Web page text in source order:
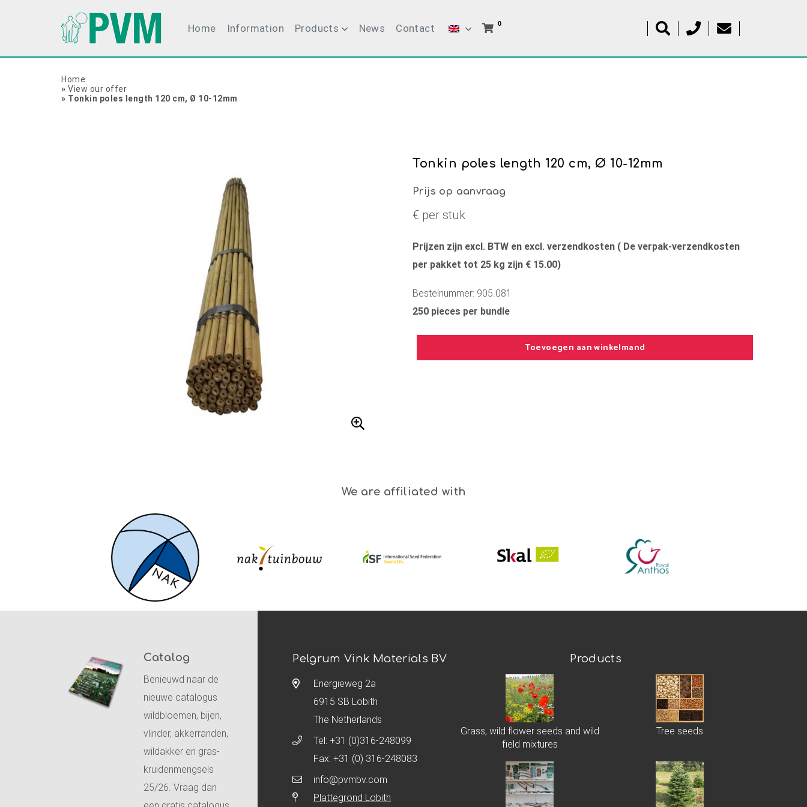
Home Information Products News Contact 0
Home
» View our offer
» Tonkin poles length 120 cm, Ø 10-12mm
Tonkin poles length 120 cm, Ø 10-12mm
Prijs op aanvraag
€ per stuk
Prijzen zijn excl. BTW en excl. verzendkosten ( De verpak-verzendkosten
per pakket tot 25 kg zijn € 15.00)
Bestelnummer: 905.081
250 pieces per bundle
Toevoegen aan winkelmand
We are affiliated with
Catalog
Benieuwd naar de
nieuwe catalogus
wildbloemen, bijen,
vlinder, akkerranden,
wildakker en gras-
kruidenmengsels
25/26. Vraag dan
Pelgrum Vink Materials BV
Energieweg 2a
6915 SB Lobith
The Netherlands
Tel:+31 (0)316-248099
Fax: +31 (0) 316-248083
info@pvmbv.com
Plattegrond Lobith
Products
Grass, wild flower seeds and wild
field mixtures
Tree seeds